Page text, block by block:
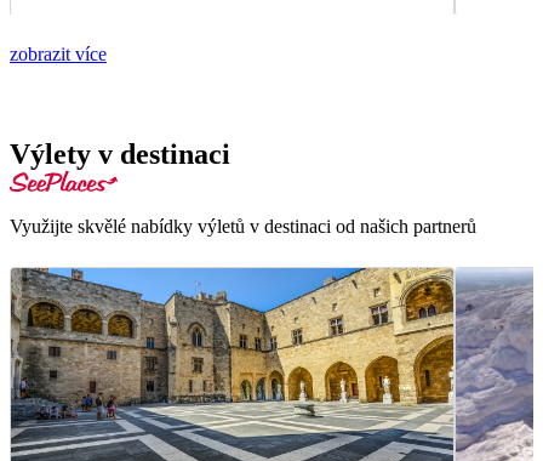
zobrazit více
Výlety v destinaci
Využijte skvělé nabídky výletů v destinaci od našich partnerů